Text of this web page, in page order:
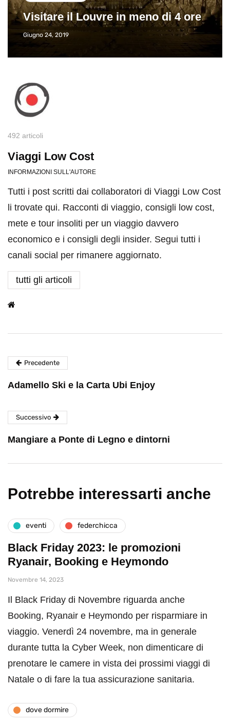
Visitare il Louvre in meno di 4 ore
Giugno 24, 2019
492 articoli
Viaggi Low Cost
INFORMAZIONI SULL'AUTORE
Tutti i post scritti dai collaboratori di Viaggi Low Cost
li trovate qui. Racconti di viaggio, consigli low cost,
mete e tour insoliti per un viaggio davvero
economico e i consigli degli insider. Segui tutti i
canali social per rimanere aggiornato.
tutti gli articoli
Precedente
Adamello Ski e la Carta Ubi Enjoy
Successivo
Mangiare a Ponte di Legno e dintorni
Potrebbe interessarti anche
eventi federchicca
Black Friday 2023: le promozioni
Ryanair, Booking e Heymondo
Novembre 14, 2023
Il Black Friday di Novembre riguarda anche
Booking, Ryanair e Heymondo per risparmiare in
viaggio. Venerdì 24 novembre, ma in generale
durante tutta la Cyber Week, non dimenticare di
prenotare le camere in vista dei prossimi viaggi di
Natale o di fare la tua assicurazione sanitaria.
dove dormire